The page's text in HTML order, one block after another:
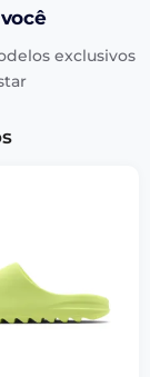
exclusivos